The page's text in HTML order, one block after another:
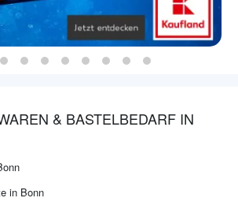
& BASTELBEDARF IN
in Bonn